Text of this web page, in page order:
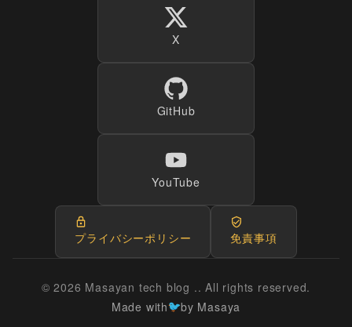
X
GitHub
YouTube
プライバシーポリシー 免責事項
© 2026 Masayan tech blog .. All rights reserved.
Made with
by Masaya